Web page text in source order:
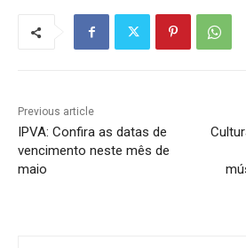
Previous article
IPVA: Confira as datas de
vencimento neste mês de
maio